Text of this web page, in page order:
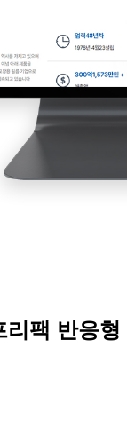
리팩 반응형